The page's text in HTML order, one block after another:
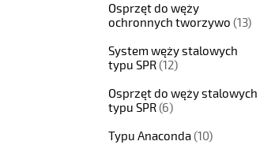
Osprzęt do węży
ochronnych tworzywo (13)
System węży stalowych
typu SPR(12)
Osprzęt do węży stalowych
typu SPR(6)
Typu Anaconda(10)